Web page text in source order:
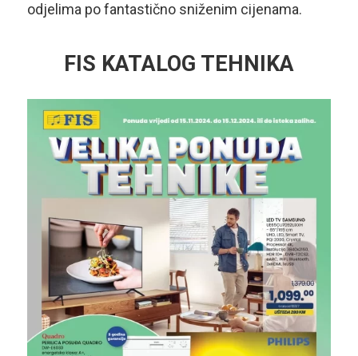
odjelima po fantastično sniženim cijenama.
FIS KATALOG TEHNIKA